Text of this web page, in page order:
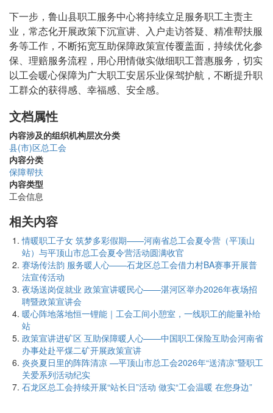
下一步，鲁山县职工服务中心将持续立足服务职工主责主
业，常态化开展政策下沉宣讲、入户走访答疑、精准帮扶服
务等工作，不断拓宽互助保障政策宣传覆盖面，持续优化参
保、理赔服务流程，用心用情做实做细职工普惠服务，切实
以工会暖心保障为广大职工安居乐业保驾护航，不断提升职
工群众的获得感、幸福感、安全感。
文档属性
内容涉及的组织机构层次分类
县(市)区总工会
内容分类
保障帮扶
内容类型
工会信息
相关内容
情暖职工子女 筑梦多彩假期——河南省总工会夏令营（平顶山
站）与平顶山市总工会夏令营活动圆满收官
赛场传法韵 服务暖人心——石龙区总工会借力村BA赛事开展普
法宣传活动
夜场送岗促就业 政策宣讲暖民心——湛河区举办2026年夜场招
聘暨政策宣讲会
暖心阵地落地恒一锂能｜工会工间小憩室，一线职工的能量补给
站
政策宣讲进矿区 互助保障暖人心——中国职工保险互助会河南省
办事处赴平煤二矿开展政策宣讲
炎炎夏日里的阵阵清凉 —平顶山市总工会2026年“送清凉”暨职工
关爱系列活动纪实
石龙区总工会持续开展“站长日”活动 做实“工会温暖 在您身边”